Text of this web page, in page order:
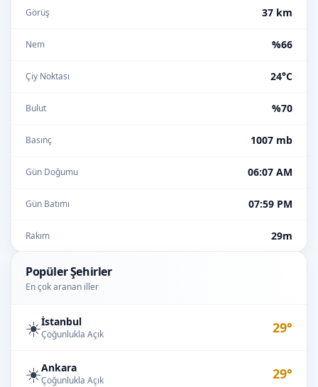
Görüş 37 km
Nem %66
Çiy Noktası 24°C
Bulut %70
Basınç 1007 mb
Gün Doğumu 06:07 AM
Gün Batımı 07:59 PM
Rakım 29m
Popüler Şehirler
En çok aranan iller
☀️İstanbul
Çoğunlukla Açık 29°
☀️Ankara
Çoğunlukla Açık 29°